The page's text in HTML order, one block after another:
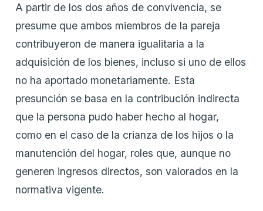
A partir de los dos años de convivencia, se
presume que ambos miembros de la pareja
contribuyeron de manera igualitaria a la
adquisición de los bienes, incluso si uno de ellos
no ha aportado monetariamente. Esta
presunción se basa en la contribución indirecta
que la persona pudo haber hecho al hogar,
como en el caso de la crianza de los hijos o la
manutención del hogar, roles que, aunque no
generen ingresos directos, son valorados en la
normativa vigente.